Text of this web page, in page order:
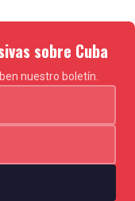
sobre Cuba
nuestro boletín.